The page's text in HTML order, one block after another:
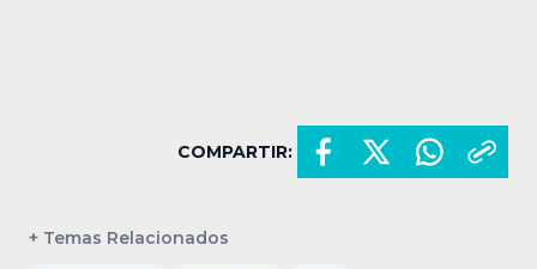
COMPARTIR:
+ Temas Relacionados